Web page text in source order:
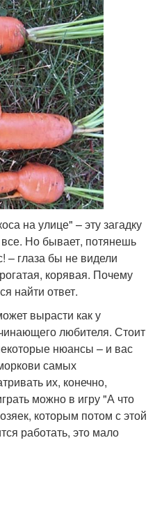
на улице" – эту загадку
Но бывает, потянешь
– глаза бы не видели
корявая. Почему
найти ответ.
вырасти как у
любителя. Стоит
нюансы – и вас
самых
их, конечно,
можно в игру "А что
которым потом с этой
работать, это мало